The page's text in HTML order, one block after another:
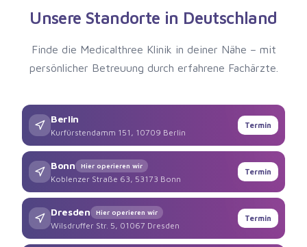
Unsere Standorte in Deutschland
Finde die Medicalthree Klinik in deiner Nähe – mit
persönlicher Betreuung durch erfahrene Fachärzte.
Berlin
Kurfürstendamm 151, 10709 Berlin
Termin
Bonn Hier operieren wir
Koblenzer Straße 63, 53173 Bonn
Termin
Dresden Hier operieren wir
Wilsdruffer Str. 5, 01067 Dresden
Termin